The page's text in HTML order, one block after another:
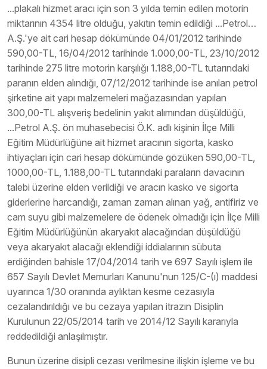
...plakalı hizmet aracı için son 3 yılda temin edilen motorin
miktarının 4354 litre olduğu, yakıtın temin edildiği ...Petrol…
A.Ş.'ye ait cari hesap dökümünde 04/01/2012 tarihinde
590,00-TL, 16/04/2012 tarihinde 1.000,00-TL, 23/10/2012
tarihinde 275 litre motorin karşılığı 1.188,00-TL tutarındaki
paranın elden alındığı, 07/12/2012 tarihinde ise anılan petrol
şirketine ait yapı malzemeleri mağazasından yapılan
300,00-TL alışveriş bedelinin yakıt alımından düşüldüğü,
...Petrol A.Ş. ön muhasebecisi Ö.K. adlı kişinin İlçe Milli
Eğitim Müdürlüğüne ait hizmet aracının sigorta, kasko
ihtiyaçları için cari hesap dökümünde gözüken 590,00-TL,
1000,00-TL, 1.188,00-TL tutarındaki paraların davacının
talebi üzerine elden verildiği ve aracın kasko ve sigorta
giderlerine harcandığı, zaman zaman alınan yağ, antifiriz ve
cam suyu gibi malzemelere de ödenek olmadığı için İlçe Milli
Eğitim Müdürlüğünün akaryakıt alacağından düşüldüğü
veya akaryakıt alacağı eklendiği iddialarının sübuta
erdiğinden bahisle 17/04/2014 tarih ve 697 Sayılı işlem ile
657 Sayılı Devlet Memurları Kanunu'nun 125/C-(ı) maddesi
uyarınca 1/30 oranında aylıktan kesme cezasıyla
cezalandırıldığı ve bu cezaya yapılan itrazın Disiplin
Kurulunun 22/05/2014 tarih ve 2014/12 Sayılı kararıyla
reddedildiği anlaşılmıştır.
Bunun üzerine disipli cezası verilmesine ilişkin işleme ve bu